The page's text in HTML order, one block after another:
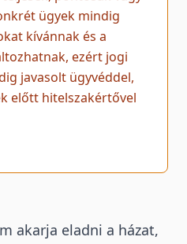
ügyek mindig
kívánnak és a
ezért jogi
javasolt ügyvéddel,
előtt hitelszakértővel
akarja eladni a házat,